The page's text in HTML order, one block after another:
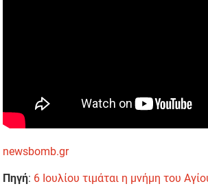
newsbomb.gr
Πηγή: 6 Ιουλίου τιμάται η μνήμη του